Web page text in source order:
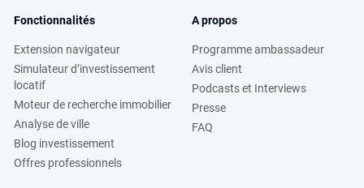
Fonctionnalités
Extension navigateur
Simulateur d’investissement
locatif
Moteur de recherche immobilier
Analyse de ville
Blog investissement
Offres professionnels
A propos
Programme ambassadeur
Avis client
Podcasts et Interviews
Presse
FAQ